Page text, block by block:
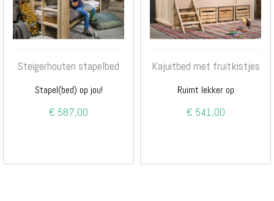
Steigerhouten stapelbed
Stapel(bed) op jou!
€ 587,00
Kajuitbed met fruitkistjes
Ruimt lekker op
€ 541,00